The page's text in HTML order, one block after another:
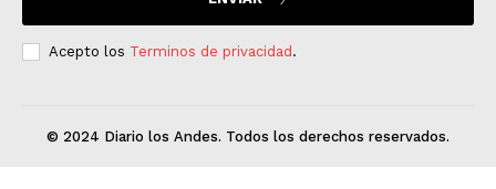
Acepto los Terminos de privacidad .
© 2024 Diario los Andes. Todos los derechos reservados.